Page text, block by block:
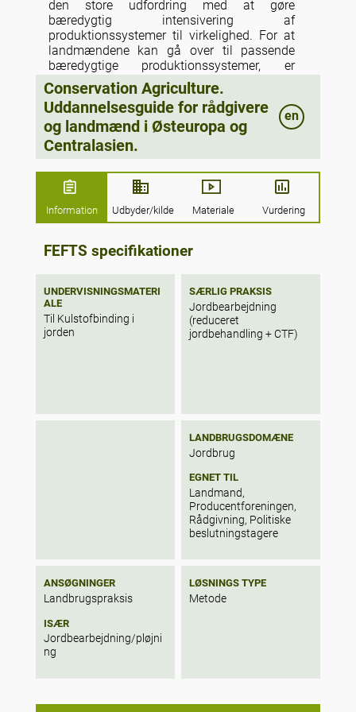
den store udfordring med at gøre
bæredygtig intensivering af
produktionssystemer til virkelighed. For at
landmændene kan gå over til passende
bæredygtige produktionssystemer, er
tilvejebringelsen af et passende
muliggørende miljø og adgang til viden og
tjenester, herunder udvidelse, mekanisering,
input og markedsintelligens, afgørende.
Farmer Field Schools er det bedste sted at
udveksle erfaringer og viden om bevarende
landbrug, opbygge den tekniske og
videnskabelige kapacitet hos nationale
udbredt indførelse og optagelse af
landbrugsmetoder.
Conservation Agriculture.
Uddannelsesguide for rådgivere
og landmænd i Østeuropa og
Centralasien.
en
Information Udbyder/kilde Materiale Vurdering
FEFTS specifikationer
UNDERVISNINGSMATERI
ALE
Til Kulstofbinding i
jorden
SÆRLIG PRAKSIS
Jordbearbejdning
(reduceret
jordbehandling + CTF)
LANDBRUGSDOMÆNE
Jordbrug
EGNET TIL
Landmand,
Producentforeningen,
Rådgivning, Politiske
beslutningstagere
ANSØGNINGER
Landbrugspraksis
ISÆR
Jordbearbejdning/pløjni
ng
LØSNINGS TYPE
Metode